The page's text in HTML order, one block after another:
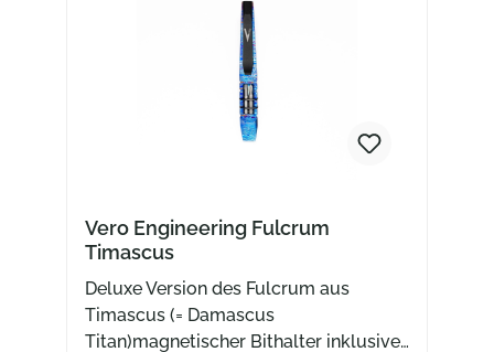
Vero Engineering Fulcrum
Timascus
Deluxe Version des Fulcrum aus
Timascus (= Damascus
Titan)magnetischer Bithalter inklusive